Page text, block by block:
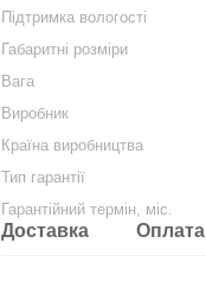
Підтримка вологості
Габаритні розміри
Вага
Виробник
Країна виробництва
Тип гарантії
Гарантійний термін, міс.
Доставка Оплата